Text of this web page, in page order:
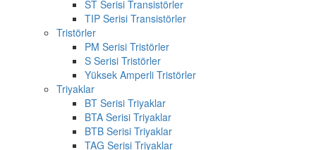
ST Serisi Transistörler
TIP Serisi Transistörler
Tristörler
PM Serisi Tristörler
S Serisi Tristörler
Yüksek Amperli Tristörler
Triyaklar
BT Serisi Triyaklar
BTA Serisi Triyaklar
BTB Serisi Triyaklar
TAG Serisi Triyaklar